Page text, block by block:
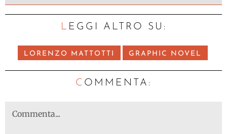
LEGGI ALTRO SU:
LORENZO MATTOTTI GRAPHIC NOVEL
C OMMENTA: